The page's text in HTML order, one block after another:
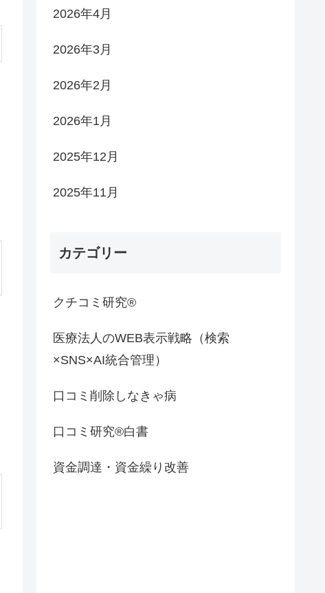
2026年4月
2026年3月
2026年2月
2026年1月
2025年12月
2025年11月
カテゴリー
クチコミ研究®
医療法人のWEB表示戦略（検索
×SNS×AI統合管理）
口コミ削除しなきゃ病
口コミ研究®白書
資金調達・資金繰り改善